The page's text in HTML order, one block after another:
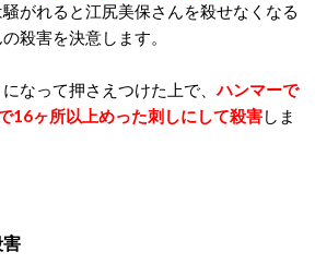
がれると江尻美保さんを殺せなくなる
殺害を決意します。
なって押さえつけた上で、ハンマーで
16ヶ所以上めった刺しにして殺害しま